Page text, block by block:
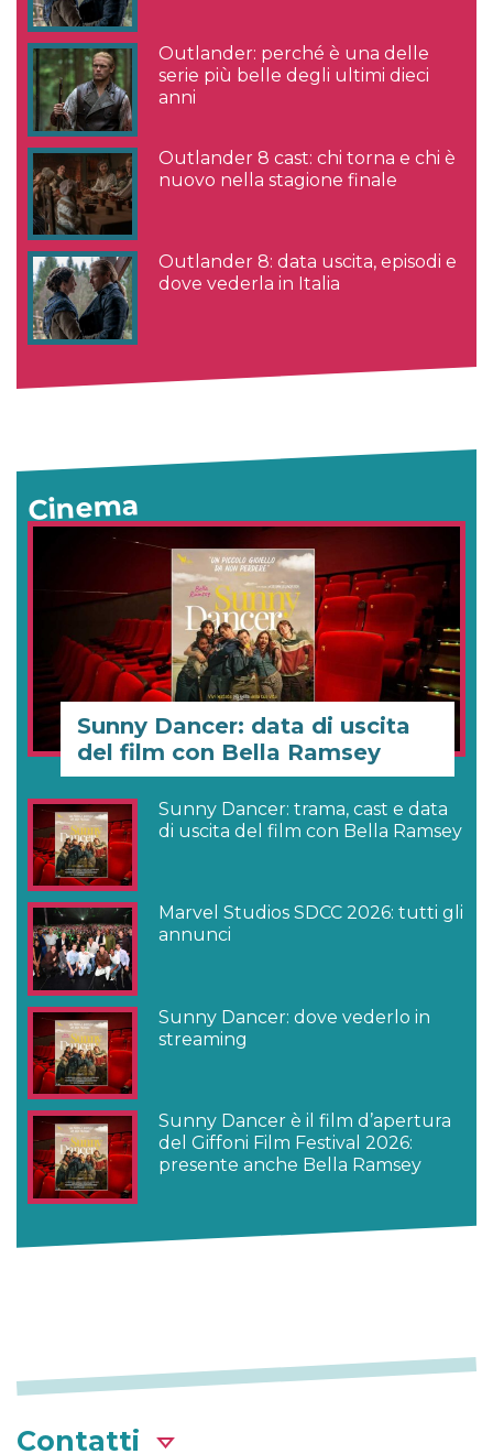
Outlander: perché è una delle
serie più belle degli ultimi dieci
anni
Outlander 8 cast: chi torna e chi è
nuovo nella stagione finale
Outlander 8: data uscita, episodi e
dove vederla in Italia
Cinema
Sunny Dancer: data di uscita
del film con Bella Ramsey
Sunny Dancer: trama, cast e data
di uscita del film con Bella Ramsey
Marvel Studios SDCC 2026: tutti gli
annunci
Sunny Dancer: dove vederlo in
streaming
Sunny Dancer è il film d’apertura
del Giffoni Film Festival 2026:
presente anche Bella Ramsey
Contatti